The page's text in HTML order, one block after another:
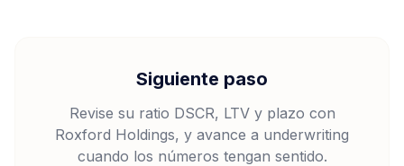
Siguiente paso
Revise su ratio DSCR, LTV y plazo con
Roxford Holdings, y avance a underwriting
cuando los números tengan sentido.